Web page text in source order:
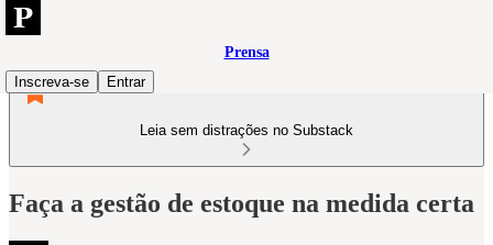
Prensa
Inscreva-se
Entrar
Leia sem distrações no Substack
Faça a gestão de estoque na medida certa